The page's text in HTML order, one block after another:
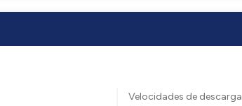
Velocidades de descarga